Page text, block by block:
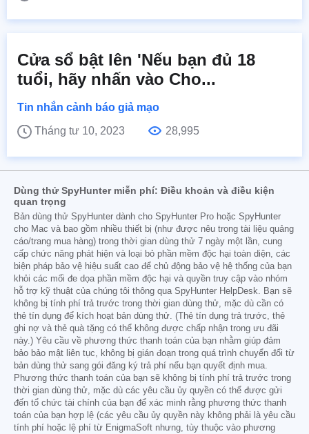
Cửa sổ bật lên 'Nếu bạn đủ 18
tuổi, hãy nhấn vào Cho...
Tin nhắn cảnh báo giả mạo
Tháng tư 10, 2023
28,995
Dùng thử SpyHunter miễn phí: Điều khoản và điều kiện
quan trọng
Bản dùng thử SpyHunter dành cho SpyHunter Pro hoặc SpyHunter
cho Mac và bao gồm nhiều thiết bị (như được nêu trong tài liệu quảng
cáo/trang mua hàng) trong thời gian dùng thử 7 ngày một lần, cung
cấp chức năng phát hiện và loại bỏ phần mềm độc hại toàn diện, các
biện pháp bảo vệ hiệu suất cao để chủ động bảo vệ hệ thống của bạn
khỏi các mối đe dọa phần mềm độc hại và quyền truy cập vào nhóm
hỗ trợ kỹ thuật của chúng tôi thông qua SpyHunter HelpDesk. Bạn sẽ
không bị tính phí trả trước trong thời gian dùng thử, mặc dù cần có
thẻ tín dụng để kích hoạt bản dùng thử. (Thẻ tín dụng trả trước, thẻ
ghi nợ và thẻ quà tặng có thể không được chấp nhận trong ưu đãi
này.) Yêu cầu về phương thức thanh toán của bạn nhằm giúp đảm
bảo bảo mật liên tục, không bị gián đoạn trong quá trình chuyển đổi từ
bản dùng thử sang gói đăng ký trả phí nếu bạn quyết định mua.
Phương thức thanh toán của bạn sẽ không bị tính phí trả trước trong
thời gian dùng thử, mặc dù các yêu cầu ủy quyền có thể được gửi
đến tổ chức tài chính của bạn để xác minh rằng phương thức thanh
toán của bạn hợp lệ (các yêu cầu ủy quyền này không phải là yêu cầu
tính phí hoặc lệ phí từ EnigmaSoft nhưng, tùy thuộc vào phương